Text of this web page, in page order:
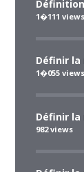
1�111 views
Définir
1�055 views
Définir la
982 views